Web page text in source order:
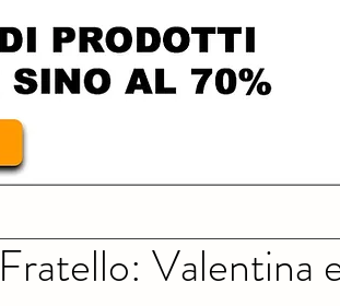
Valentina